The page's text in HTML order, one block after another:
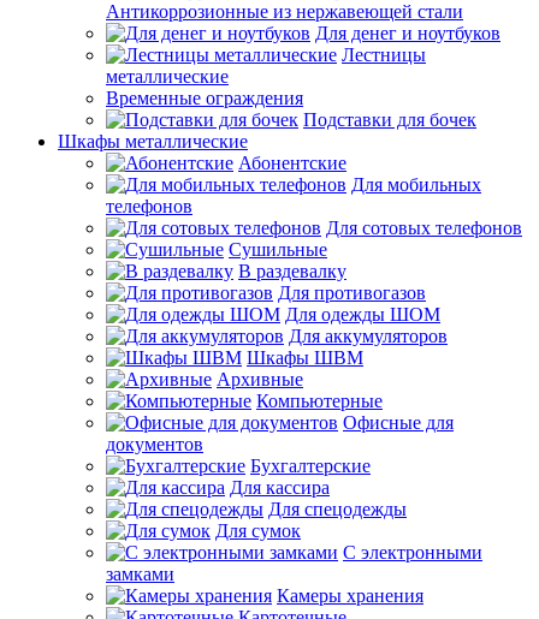
Антикоррозионные из нержавеющей стали
Для денег и ноутбуков
Лестницы
металлические
Временные ограждения
Подставки для бочек
Шкафы металлические
Абонентские
Для мобильных
телефонов
Для сотовых телефонов
Сушильные
В раздевалку
Для противогазов
Для одежды ШОМ
Для аккумуляторов
Шкафы ШВМ
Архивные
Компьютерные
Офисные для
документов
Бухгалтерские
Для кассира
Для спецодежды
Для сумок
С электронными
замками
Камеры хранения